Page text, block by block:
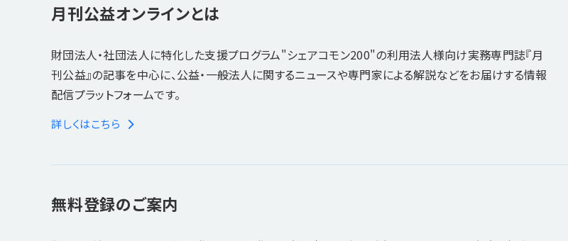
月刊公益オンラインとは
財団法人・社団法人に特化した支援プログラム"シェアコモン200"の利用法人様向け実務専門誌『月
刊公益』の記事を中心に、公益・一般法人に関するニュースや専門家による解説などをお届けする情報
配信プラットフォームです。
詳しくはこちら
無料登録のご案内